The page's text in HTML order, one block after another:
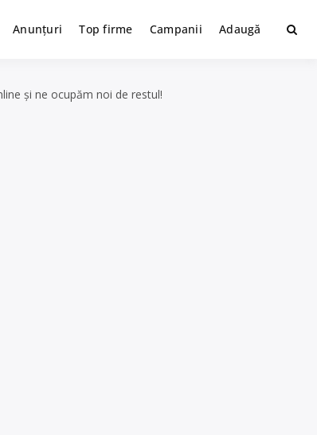
Anunțuri Top firme Campanii Adaugă
și ne ocupăm noi de restul!